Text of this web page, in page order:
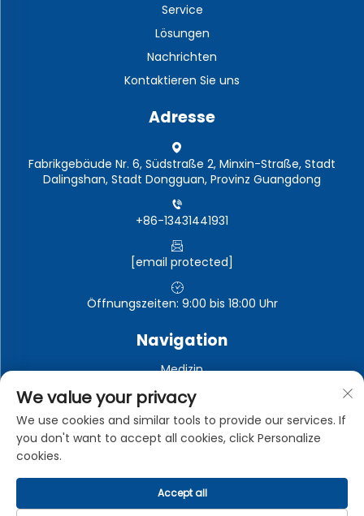
Service
Lösungen
Nachrichten
Kontaktieren Sie uns
Adresse
Fabrikgebäude Nr. 6, Südstraße 2, Minxin-Straße, Stadt
Dalingshan, Stadt Dongguan, Provinz Guangdong
+86-13431441931
[email protected]
Öffnungszeiten: 9:00 bis 18:00 Uhr
Navigation
Medizin
Automobil-Elektronik
Elektronische und elektrische Geräte
Industrie
Urheberrechte © Dongguan Zhongman Industrial Co., Ltd.
We value your privacy
We use cookies and similar tools to provide our services. If
you don't want to accept all cookies, click Personalize
cookies.
Accept all